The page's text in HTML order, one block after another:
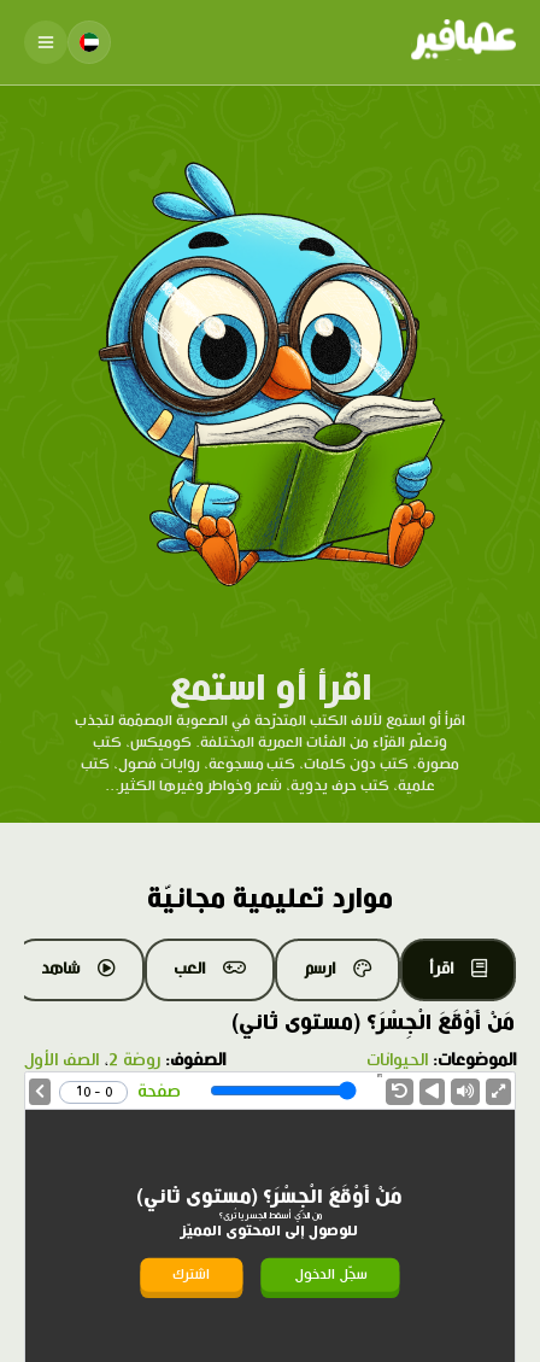
اقرأ أو استمع
اقرأ أو استمع لآلاف الكتب المتدرّحة في الصعوبة المصمّمة لتجذب
وتعلّم القرّاء من الفئات العمرية المختلفة. كوميكس، كتب
مصورة، كتب دون كلمات، كتب مسجوعة، روايات فصول، كتب
علمية، كتب حرف يدوية، شعر وخواطر وغيرها الكثير...
موارد تعليمية مجانيّة
اقرأ ارسم العب شاهد
مَنْ أَوْقَعَ الْجِسْرَ؟ (مستوى ثاني)
الموضوعات: الحيوانات الصفوف: روضة 2 ، الصف الأول
صفحة 0 - 10
مَنْ أَوْقَعَ الْجِسْرَ؟ (مستوى ثاني)
من الذي أسقط الجسر يا تُرى؟
للوصول إلى المحتوى المميّز
سجّل الدخول اشترك